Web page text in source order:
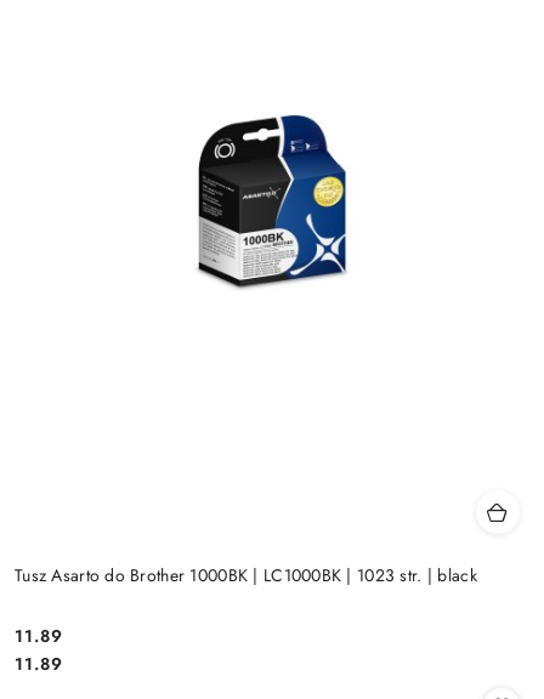
Tusz Asarto do Brother 1000BK | LC1000BK | 1023 str. | black
Cena:
11.89
Cena:
11.89